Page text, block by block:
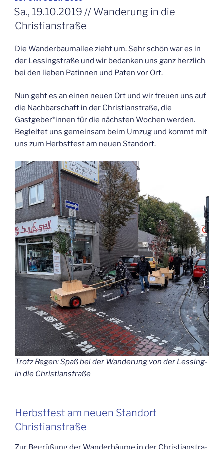
AM
Sa., 19.10.2019 // Wan­de­rung in die
Christianstraße
Die Wan­der­baum­al­lee zieht um. Sehr schön war es in
der Les­sing­stra­ße und wir bedan­ken uns ganz herz­lich
bei den lie­ben Patin­nen und Paten vor Ort.
Nun geht es an einen neu­en Ort und wir freu­en uns auf
die Nach­bar­schaft in der Chris­ti­an­stra­ße, die
Gastgeber*innen für die nächs­ten Wochen wer­den.
Beglei­tet uns gemein­sam beim Umzug und kommt mit
uns zum Herbst­fest am neu­en Standort.
Trotz Regen: Spaß bei der Wan­de­rung von der Les­sing-
in die Christianstraße
Herbst­fest am neu­en Stand­ort
Christianstraße